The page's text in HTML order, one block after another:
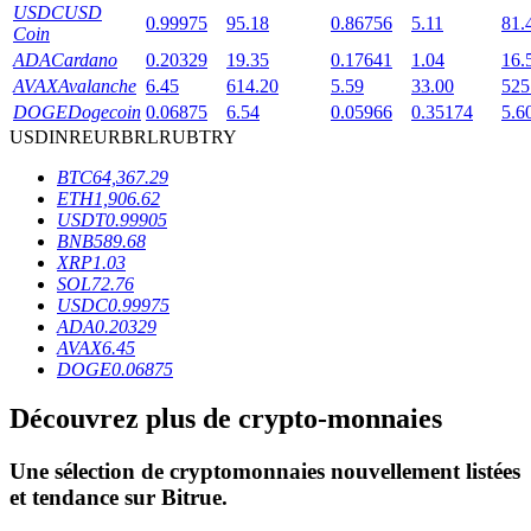
Des investissements exclusifs pour les détenteurs de BTR
Service d'emprunt adossé à des cryptomonnaies
USDCUSD
Coin
0.99975 95.18 0.86756 5.11
ADACardano 0.20329 19.35 0.17641 1.04
AVAXAvalanche 6.45 614.20 5.59 33.00
DOGEDogecoin 0.06875 6.54 0.05966 0.35174
USDINREURBRLRUBTRY
BTC64,367.29
ETH1,906.62
USDT0.99905
BNB589.68
XRP1.03
SOL72.76
USDC0.99975
ADA0.20329
AVAX6.45
DOGE0.06875
Découvrez plus de crypto-monnaies
Une sélection de cryptomonnaies nouvellement listées
et tendance sur Bitrue.